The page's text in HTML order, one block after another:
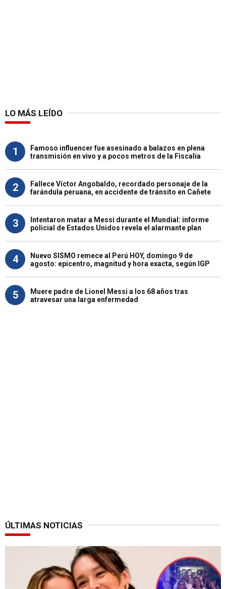
LO MÁS LEÍDO
1
Famoso influencer fue asesinado a balazos en plena
transmisión en vivo y a pocos metros de la Fiscalía
2
Fallece Víctor Angobaldo, recordado personaje de la
farándula peruana, en accidente de tránsito en Cañete
3
Intentaron matar a Messi durante el Mundial: informe
policial de Estados Unidos revela el alarmante plan
4
Nuevo SISMO remece al Perú HOY, domingo 9 de
agosto: epicentro, magnitud y hora exacta, según IGP
5
Muere padre de Lionel Messi a los 68 años tras
atravesar una larga enfermedad
ÚLTIMAS NOTICIAS